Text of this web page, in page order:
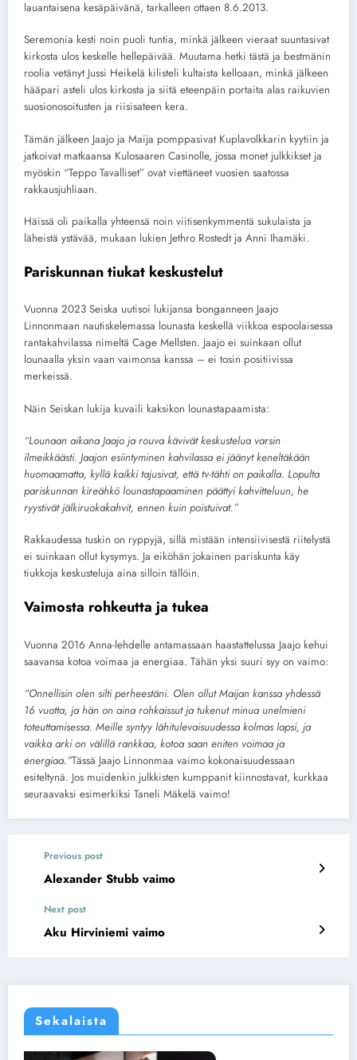
lauantaisena kesäpäivänä, tarkalleen ottaen 8.6.2013.
Seremonia kesti noin puoli tuntia, minkä jälkeen vieraat suuntasivat
kirkosta ulos keskelle hellepäivää. Muutama hetki tästä ja bestmänin
roolia vetänyt Jussi Heikelä kilisteli kultaista kelloaan, minkä jälkeen
hääpari asteli ulos kirkosta ja siitä eteenpäin portaita alas raikuvien
suosionosoitusten ja riisisateen kera.
Tämän jälkeen Jaajo ja Maija pomppasivat Kuplavolkkarin kyytiin ja
jatkoivat matkaansa Kulosaaren Casinolle, jossa monet julkkikset ja
myöskin “Teppo Tavalliset” ovat viettäneet vuosien saatossa
rakkausjuhliaan.
Häissä oli paikalla yhteensä noin viitisenkymmentä sukulaista ja
läheistä ystävää, mukaan lukien Jethro Rostedt ja Anni Ihamäki.
Pariskunnan tiukat keskustelut
Vuonna 2023 Seiska uutisoi lukijansa bonganneen Jaajo
Linnonmaan nautiskelemassa lounasta keskellä viikkoa espoolaisessa
rantakahvilassa nimeltä Cage Mellsten. Jaajo ei suinkaan ollut
lounaalla yksin vaan vaimonsa kanssa – ei tosin positiivissa
merkeissä.
Näin Seiskan lukija kuvaili kaksikon lounastapaamista:
“Lounaan aikana Jaajo ja rouva kävivät keskustelua varsin
ilmeikkäästi. Jaajon esiintyminen kahvilassa ei jäänyt keneltäkään
huomaamatta, kyllä kaikki tajusivat, että tv-tähti on paikalla. Lopulta
pariskunnan kireähkö lounastapaaminen päättyi kahvitteluun, he
ryystivät jälkiruokakahvit, ennen kuin poistuivat.”
Rakkaudessa tuskin on ryppyjä, sillä mistään intensiivisestä riitelystä
ei suinkaan ollut kysymys. Ja eiköhän jokainen pariskunta käy
tiukkoja keskusteluja aina silloin tällöin.
Vaimosta rohkeutta ja tukea
Vuonna 2016 Anna-lehdelle antamassaan haastattelussa Jaajo kehui
saavansa kotoa voimaa ja energiaa. Tähän yksi suuri syy on vaimo:
“Onnellisin olen silti perheestäni. Olen ollut Maijan kanssa yhdessä
16 vuotta, ja hän on aina rohkaissut ja tukenut minua unelmieni
toteuttamisessa. Meille syntyy lähitulevaisuudessa kolmas lapsi, ja
vaikka arki on välillä rankkaa, kotoa saan eniten voimaa ja
energiaa.”Tässä Jaajo Linnonmaa vaimo kokonaisuudessaan
esiteltynä. Jos muidenkin julkkisten kumppanit kiinnostavat, kurkkaa
seuraavaksi esimerkiksi Taneli Mäkelä vaimo!
Previous post
Alexander Stubb vaimo
Next post
Aku Hirviniemi vaimo
Sekalaista